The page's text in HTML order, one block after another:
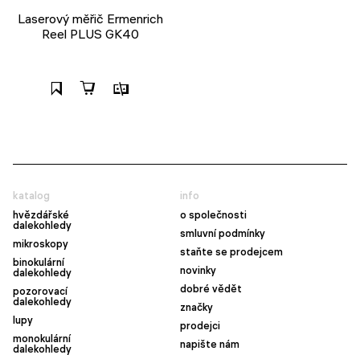
Laserový měřič Ermenrich
Reel PLUS GK40
katalog
hvězdářské
dalekohledy
mikroskopy
binokulární
dalekohledy
pozorovací
dalekohledy
lupy
monokulární
dalekohledy
info
o společnosti
smluvní podmínky
staňte se prodejcem
novinky
dobré vědět
značky
prodejci
napište nám